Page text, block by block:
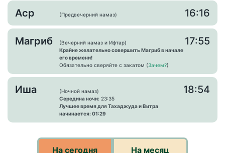
Аср (Предвечерний намаз) 16:16
Магриб
(Вечерний намаз и Ифтар)
Крайне желательно совершить Магриб в начале
его времени!
Обязательно сверяйте с закатом (Зачем?)
17:55
Иша
(Ночной намаз)
Середина ночи: 23:35
Лучшее время для Тахаджуда и Витра
начинается: 01:29
18:54
На сегодня На месяц